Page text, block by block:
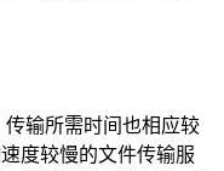
输所需时间也相应较
度较慢的文件传输服